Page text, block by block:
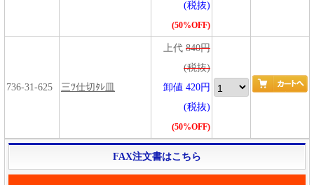
(税抜)
(50%OFF)
736-31-625 三ﾂ仕切ﾀﾚ皿
上代 840円
(税抜)
卸値 420円
(税抜)
(50%OFF)
FAX注文書はこちら